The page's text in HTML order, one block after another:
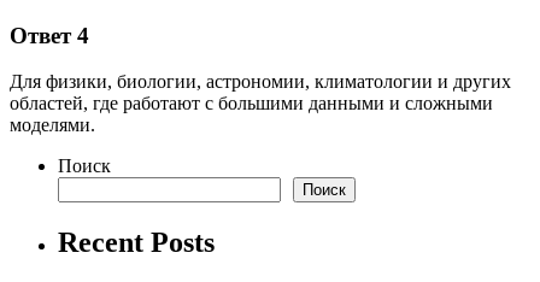
Ответ 4
Для физики, биологии, астрономии, климатологии и других
областей, где работают с большими данными и сложными
моделями.
Поиск
Поиск
Recent Posts